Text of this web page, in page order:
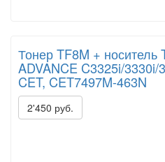
Тонер TF8M + носитель
ADVANCE C3325i/
CET, CET7497M-463N
2'450 руб.